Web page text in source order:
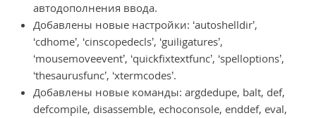
автодополнения ввода.
Добавлены новые настройки: ‘autoshelldir’,
‘cdhome’, ‘cinscopedecls’, ‘guiligatures’,
‘mousemoveevent’, ‘quickfixtextfunc’, ‘spelloptions’,
‘thesaurusfunc’, ‘xtermcodes’.
Добавлены новые команды: argdedupe, balt, def,
defcompile, disassemble, echoconsole, enddef, eval,